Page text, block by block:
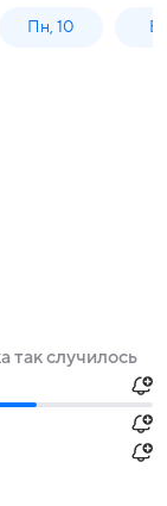
Пн, 10
так случилось